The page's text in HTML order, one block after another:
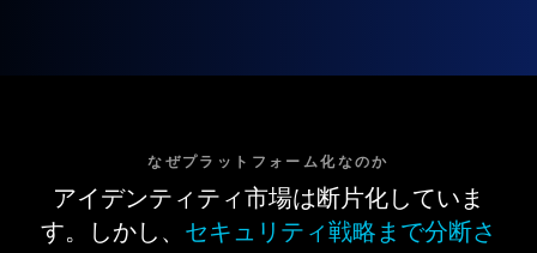
なぜプラットフォーム化なのか
アイデンティティ市場は断片化していま
す。しかし、 セキュリティ戦略まで分断さ